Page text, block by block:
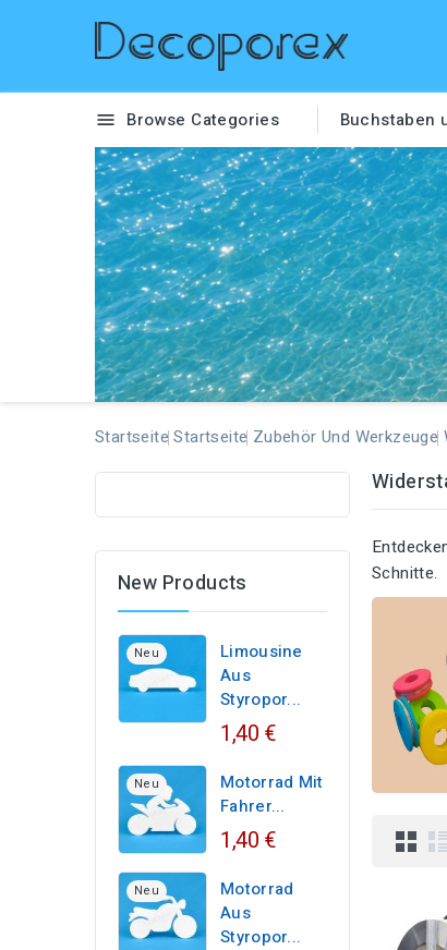
 Browse Categories Buchstaben
Startseite Startseite Zubehör Und Werkzeuge
New Products
Neu
Limousine
Aus
Styropor...
1,40 €
Neu
Motorrad Mit
Fahrer...
1,40 €
Neu
Motorrad
Aus
Styropor...
Schnitte.